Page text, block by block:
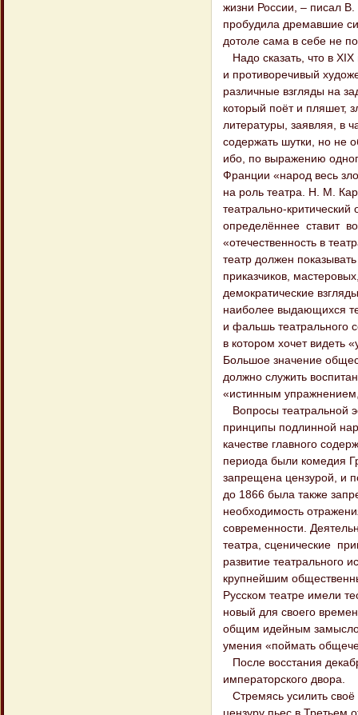
жизни России, – писал
пробудила дремавшие
дотоле сама в себе не
Надо сказать, что в XIX
и противоречивый
различные взгляды на
который поёт и пляшет,
литературы, заявляя, в
содержать шутки, но не
ибо, по выражению
Франции «народ весь
на роль театра. Н. М.
театрально-
определённее ставит
«отечественность в
театр должен
приказчиков,
демократические
наиболее выдающихся
и фальшь театрального
в котором хочет видеть
Большое значение
должно служить
«истинным
Вопросы театральной
принципы подлинной
качестве главного
периода были комедия
запрещена цензурой, и
до 1866 была также
необходимость
современности.
театра, сценические
развитие театрального
крупнейшим
Русском театре имели
новый для своего
общим идейным
умения «поймать
После восстания
императорского двора.
Стремясь усилить своё